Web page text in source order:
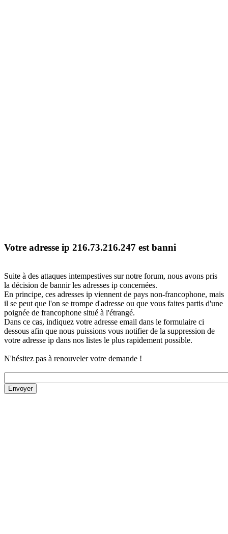
Votre adresse ip 216.73.216.247 est banni
Suite à des attaques intempestives sur notre forum, nous avons pris
la décision de bannir les adresses ip concernées.
En principe, ces adresses ip viennent de pays non-francophone, mais
il se peut que l'on se trompe d'adresse ou que vous faites partis d'une
poignée de francophone situé à l'étrangé.
Dans ce cas, indiquez votre adresse email dans le formulaire ci
dessous afin que nous puissions vous notifier de la suppression de
votre adresse ip dans nos listes le plus rapidement possible.
N'hésitez pas à renouveler votre demande !